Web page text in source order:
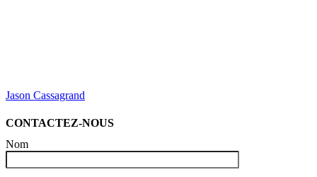
Jason Cassagrand
CONTACTEZ-NOUS
Nom